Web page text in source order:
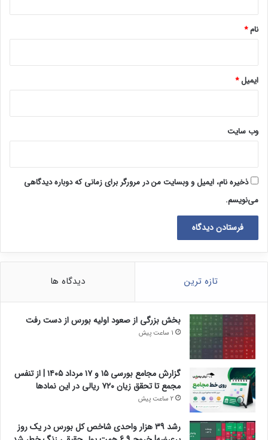
نام*
ایمیل*
وب‌ سایت
ذخیره نام، ایمیل و وبسایت من در مرورگر برای زمانی که دوباره دیدگاهی
می‌نویسم.
تازه ترین دیدگاه ها
بخش بزرگی از صعود اولیه بورس از دست رفت
1 ساعت پیش
گزارش مجامع بورسی ۱۵ و ۱۷ مرداد ۱۴۰۵ | از تنفس
مجمع تا تحقق زیان ۷۲۰ ریالی در این نماد‌ها
2 ساعت پیش
رشد 39 هزار واحدی شاخص کل بورس در یک روز